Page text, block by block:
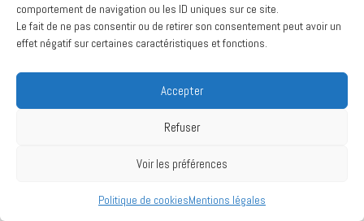
comportement de navigation ou les ID uniques sur ce site.
Le fait de ne pas consentir ou de retirer son consentement peut avoir un
effet négatif sur certaines caractéristiques et fonctions.
Accepter
Refuser
Voir les préférences
Politique de cookiesMentions légales